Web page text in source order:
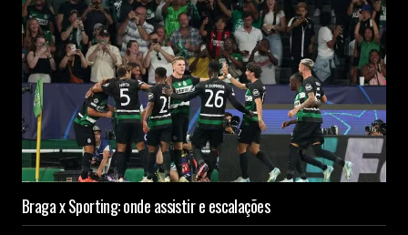
Braga x Sporting: onde assistir e escalações